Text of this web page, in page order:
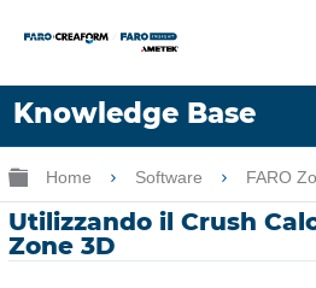
Knowledge Base
Lingua
Chiedere aiuto Accesso
Ingrandisci/riduci
Home Software FARO
Utilizzando il Crush
Zone 3D